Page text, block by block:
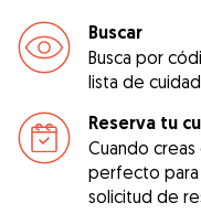
Buscar
Busca por
lista de
Reserva tu
Cuando
perfecto para
solicitud de